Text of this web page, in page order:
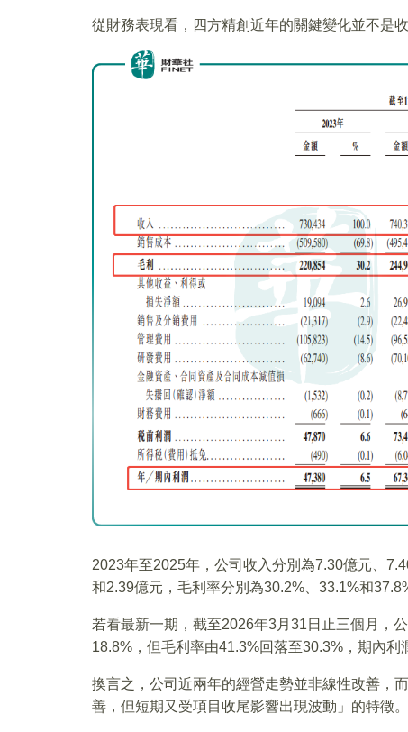
從財務表現看，四方精創近年的關鍵變化並不是
2023年至2025年，公司收入分別為7.30億元、
和2.39億元，毛利率分別為30.2%、33.1%和
若看最新一期，截至2026年3月31日止三個月，
18.8%，但毛利率由41.3%回落至30.3%，期內利
換言之，公司近兩年的經營走勢並非線性改善，
善，但短期又受項目收尾影響出現波動」的特徵。